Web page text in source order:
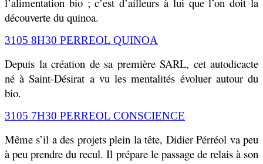
découverte du quinoa.
3105 8H30 PERREOL QUINOA
Depuis la création de sa première SARL, cet autodicacte
né à Saint-Désirat a vu les mentalités évoluer autour du
bio.
3105 7H30 PERREOL CONSCIENCE
Même s’il a des projets plein la tête, Didier Pérréol va peu
à peu prendre du recul. Il prépare le passage de relais à son